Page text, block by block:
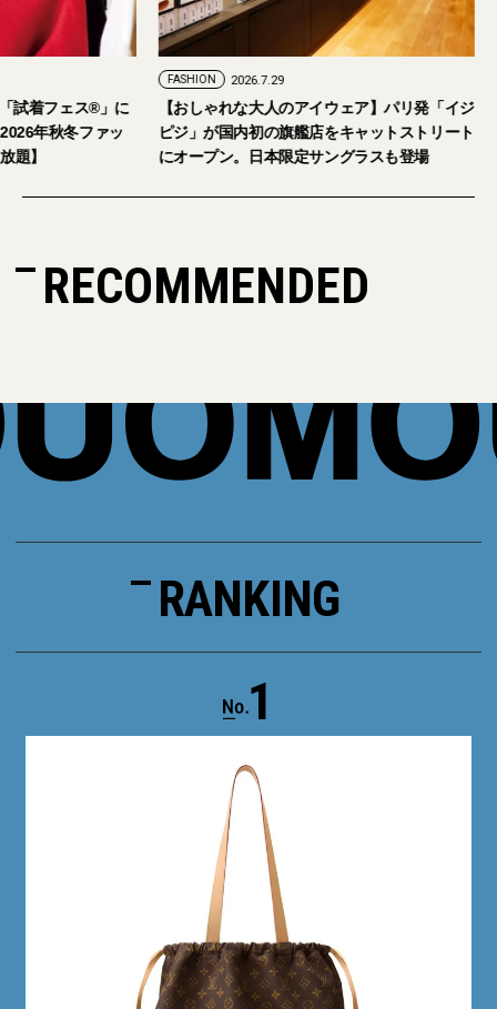
2026年9月5日・6日開催。「試着フェス®︎」に
読者の皆さまをご招待。【2026年秋冬ファッ
ション＆美容アイテム試し放題】
【おしゃれな大人
ピジ」が国内初の
にオープン。日本
RECOMMENDED
RANKING
1